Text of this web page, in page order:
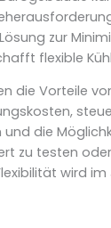
zur
flexible
die Vorteile
die
zu testen oder
wird im